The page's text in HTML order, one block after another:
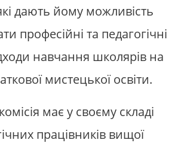
дають йому можливість
професійні та педагогічні
навчання школярів на
мистецької освіти.
має у своєму складі
працівників вищої